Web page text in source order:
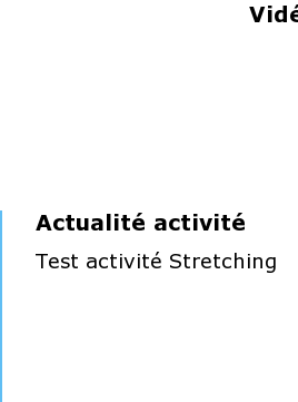
Actualité activité
Test activité Stretching